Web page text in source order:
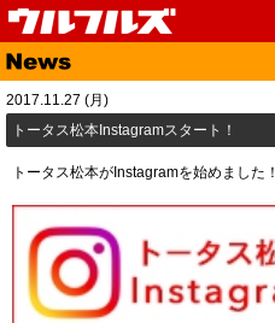
Top
Media
Fanclub
Contact
2017.11.27 (月)
トータス松本Instagramスタート！
トータス松本がInstagramを始めました！